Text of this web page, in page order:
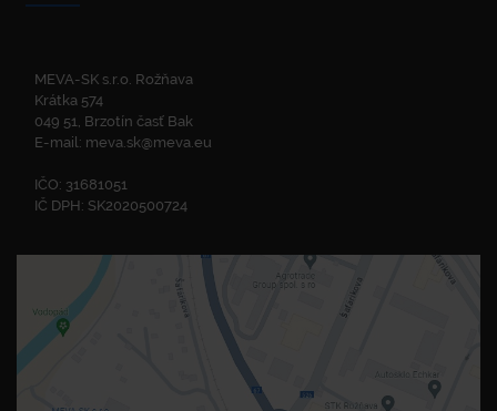
MEVA-SK s.r.o. Rožňava
Krátka 574
049 51, Brzotín časť Bak
E-mail: meva.sk@meva.eu
IČO: 31681051
IČ DPH: SK2020500724